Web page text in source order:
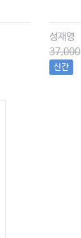
성재영
37,000
신간